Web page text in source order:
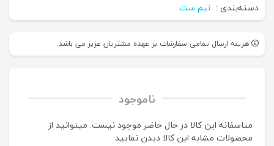
دسته‌بندی : نیم ست
هزینه ارسال تمامی سفارشات بر عهده مشتریان عزیز می باشد.
ناموجود
متاسفانه این کالا در حال حاضر موجود نیست. می‍توانید از
محصولات مشابه این کالا دیدن نمایید